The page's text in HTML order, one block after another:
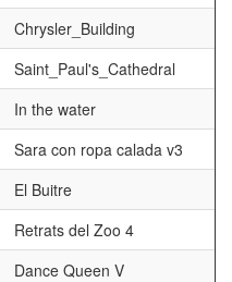
Chrysler_Building
Saint_Paul's_Cathedral
In the water
Sara con ropa calada v3
El Buitre
Retrats del Zoo 4
Dance Queen V